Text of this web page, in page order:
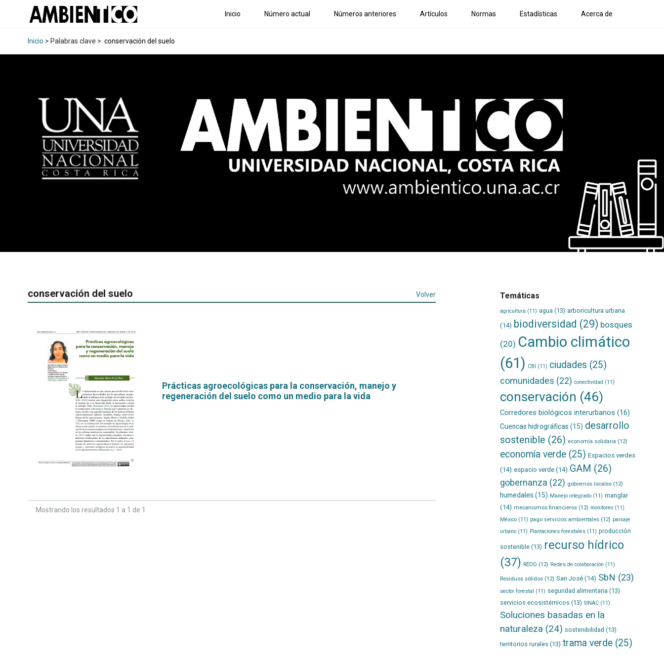
Inicio Número actual Números anteriores Artículos Normas Estadísticas Acerca de
Inicio > Palabras clave > conservación del suelo
conservación del suelo Volver
Prácticas agroecológicas para la conservación, manejo y
regeneración del suelo como un medio para la vida
Mostrando los resultados 1 a 1 de 1
Temáticas
agricultura (11) agua (13) arboricultura urbana
(14) biodiversidad (29) bosques
(20) Cambio climático
(61) CBI (11) ciudades (25)
comunidades (22) conectividad (11)
conservación (46)
Corredores biológicos interurbanos (16)
Cuencas hidrográficas (15) desarrollo
sostenible (26) economía solidaria (12)
economía verde(25) Espacios verdes
(14) espacio verde(14) GAM (26)
gobernanza (22) gobiernos locales(12)
humedales (15) Manejo integrado(11) manglar
(14) mecanismos financieros(12) monitoreo(11)
México(11) pago servicios ambientales(12) paisaje
urbano(11) Plantaciones forestales(11) producción
sostenible(13) recurso hídrico
(37) REDD (12) Redes de colaboración (11)
Residuos sólidos(12) San José(14) SbN (23)
sector forestal (11) seguridad alimentaria (13)
servicios ecosistémicos (13) SINAC(11)
Soluciones basadas en la
naturaleza (24) sostenibilidad (13)
territorios rurales (13) trama verde(25)